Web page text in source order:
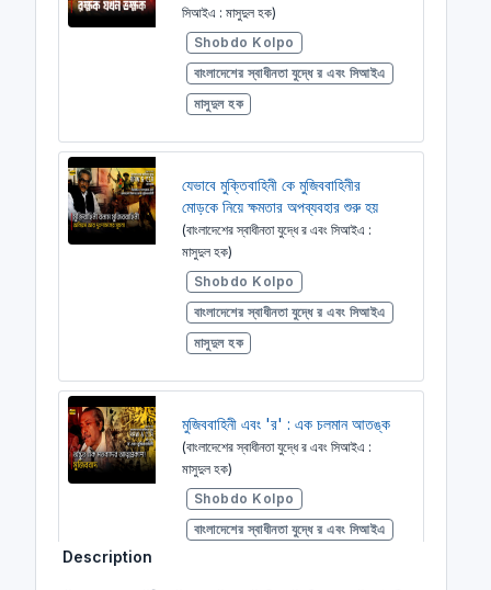
সিআইএ : মাসুদুল হক)
Shobdo Kolpo
বাংলাদেশের স্বাধীনতা যুদ্ধে র এবং সিআইএ
মাসুদুল হক
যেভাবে মুক্তিবাহিনী কে মুজিববাহিনীর
মোড়কে নিয়ে ক্ষমতার অপব্যবহার শুরু হয়
(বাংলাদেশের স্বাধীনতা যুদ্ধে র এবং সিআইএ :
মাসুদুল হক)
Shobdo Kolpo
বাংলাদেশের স্বাধীনতা যুদ্ধে র এবং সিআইএ
মাসুদুল হক
মুজিববাহিনী এবং 'র' : এক চলমান আতঙ্ক
(বাংলাদেশের স্বাধীনতা যুদ্ধে র এবং সিআইএ :
মাসুদুল হক)
Shobdo Kolpo
বাংলাদেশের স্বাধীনতা যুদ্ধে র এবং সিআইএ
Description